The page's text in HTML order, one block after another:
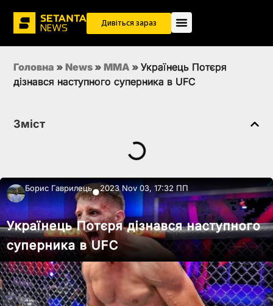
Дивіться зараз
Головна » News » MMA » Українець Потєря
дізнався наступного суперника в UFC
Зміст
Борис Гаврилець●2023 Nov 03, 17:32 ПП
Українець Потєря дізнався наступного
суперника в UFC